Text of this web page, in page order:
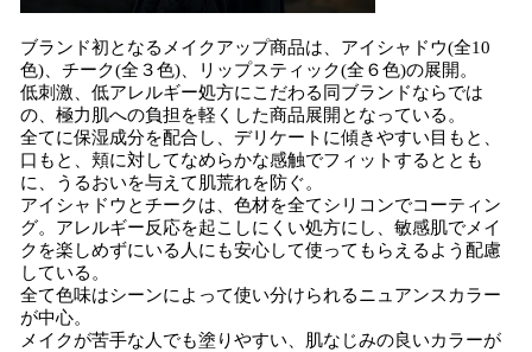
ブランド初となるメイクアップ商品は、アイシャドウ(全10
色)、チーク(全３色)、リップスティック(全６色)の展開。
低刺激、低アレルギー処方にこだわる同ブランドならでは
の、極力肌への負担を軽くした商品展開となっている。
全てに保湿成分を配合し、デリケートに傾きやすい目もと、
口もと、頬に対してなめらかな感触でフィットするととも
に、うるおいを与えて肌荒れを防ぐ。
アイシャドウとチークは、色材を全てシリコンでコーティン
グ。アレルギー反応を起こしにくい処方にし、敏感肌でメイ
クを楽しめずにいる人にも安心して使ってもらえるよう配慮
している。
全て色味はシーンによって使い分けられるニュアンスカラー
が中心。
メイクが苦手な人でも塗りやすい、肌なじみの良いカラーが